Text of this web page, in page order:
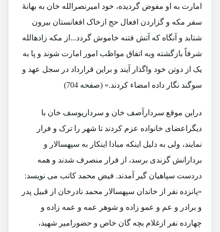
امارت به او مفوض گردیده، خود امیرنصرالله خان به بهانۀ
سفر مکه و گزاردن افعال حج ازخاک افغانستان بیرون
شتابد و آنگاه که آتش فتنه خاموش گردد...از مکه زادهالله
شرفاً بازگشته وبه اتفاق مواظب امور امارت شوند و پا به
یک از دوتن خود واگذار آیند و براین قرارداد در سجل عهد و
سوگند نگار داده امضاء کردند.» (صفحه 704)
دراین موقع سردارآصف خان و سرداریوسف خان با
دیگراعضای خانواده عزم کردند تا شهر را ترک و فرار
نمایند، ولی به دلیل اینکه مبادا اینکار به سپهسالار و
بردارانش گزندی برسد، از فرار منصرف شدند و همه
دردست سپاهیان گیر آمدند. فیض محمد کاتب می نویسد:
«پانزده نفر از خاندان سپهسالار محمد نادرخان از قبیل پدر
و برادر و عم و عمو زاده و شوهر عمه و عمه زاده و
چهارده نفر ازغلام بچه گان خاص و حضورامیر شهید،